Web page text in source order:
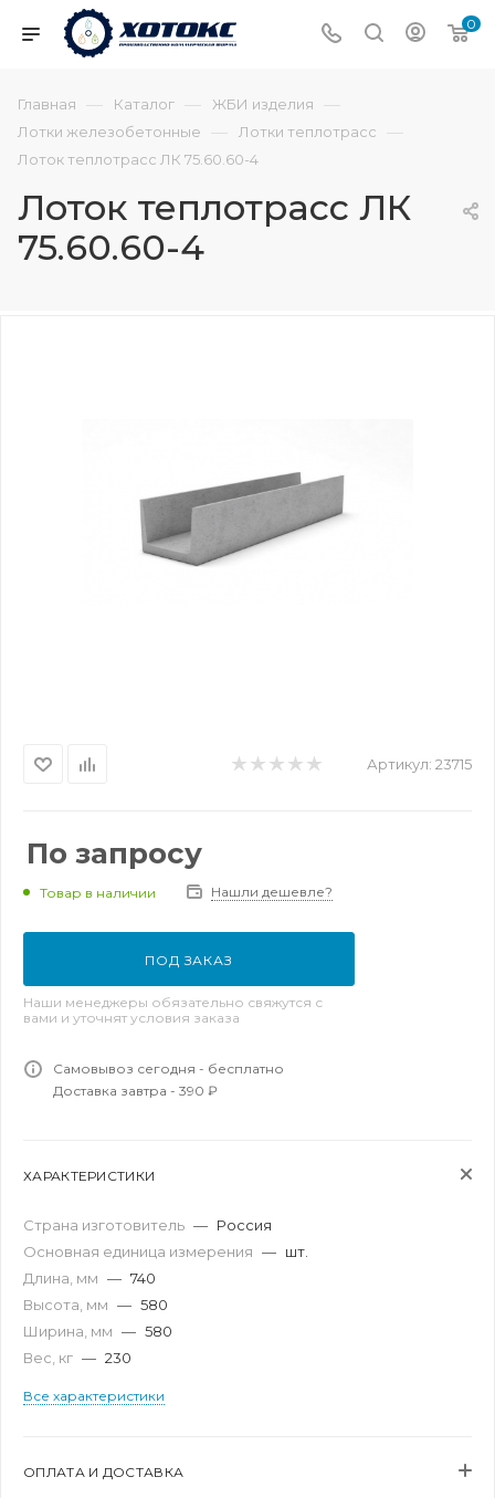
0
Главная — Каталог — ЖБИ изделия —
Лотки железобетонные — Лотки теплотрасс —
Лоток теплотрасс ЛК 75.60.60-4
Лоток теплотрасс ЛК
75.60.60-4
Артикул: 23715
По запросу
Товар в наличии Нашли дешевле?
ПОД ЗАКАЗ
Наши менеджеры обязательно свяжутся с
вами и уточнят условия заказа
Самовывоз сегодня - бесплатно
Доставка завтра - 390 ₽
ХАРАКТЕРИСТИКИ
Страна изготовитель — Россия
Основная единица измерения — шт.
Длина, мм — 740
Высота, мм — 580
Ширина, мм — 580
Вес, кг — 230
Все характеристики
ОПЛАТА И ДОСТАВКА